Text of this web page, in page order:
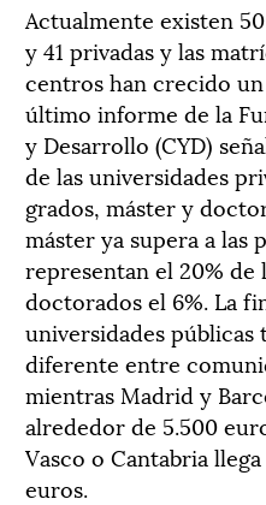
Actualmente existen
y 41 privadas y las
centros han crecido un
último informe de la
y Desarrollo (CYD)
de las universidades
grados, máster y
máster ya supera a las
representan el 20% de
doctorados el 6%. La
universidades públicas
diferente entre
mientras Madrid y
alrededor de 5.500
Vasco o Cantabria
euros.